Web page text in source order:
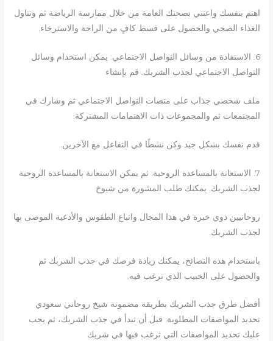
اهتم بنفسك واعتني بصحتك العامة من خلال ممارسة الرياضة ثم وتناول
الغذاء الصحي والحصول على قسط كافٍ من الراحة والاسترخاء.
6. الاستفادة من وسائل التواصل الاجتماعي: يمكن استخدام وسائل
التواصل الاجتماعي لجذب الشربك. قم بإنشاء
ملف شخصي جذاب على منصات التواصل الاجتماعي ثم وشارك في
المجتمعات ثم والمجموعات ذات الاهتمامات المشتركة.
قدم نفسك بشكل جيد وكن نشطًا في التفاعل مع الآخرين.
7. الاستعانة بالمساعدة الروحية: ثم يمكن الاستعانة بالمساعدة الروحية
لجذب الشربك. يمكنك طلب المشورة من شيوخ
روحانيين ذوي خبرة في هذا المجال واتباع الطقوس والأدعية الموصى بها
لجذب الشربك.
باستخدام هذه النصائح، يمكنك زيادة فرصك في جذب الشربك ثم
والحصول على الحبيب الذي ترغب فيه.
أفضل طرق جذب الشريك بطريقة مضمونة شيخ روحاني سعودي
تحديد المواصفات المطلوبة: قبل أن تبدأ في جذب الشربك، ثم يجب
عليك تحديد المواصفات التي ترغب فيها في شريك